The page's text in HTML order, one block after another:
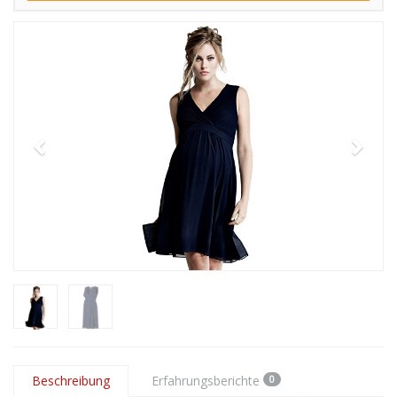
Beschreibung Erfahrungsberichte 0